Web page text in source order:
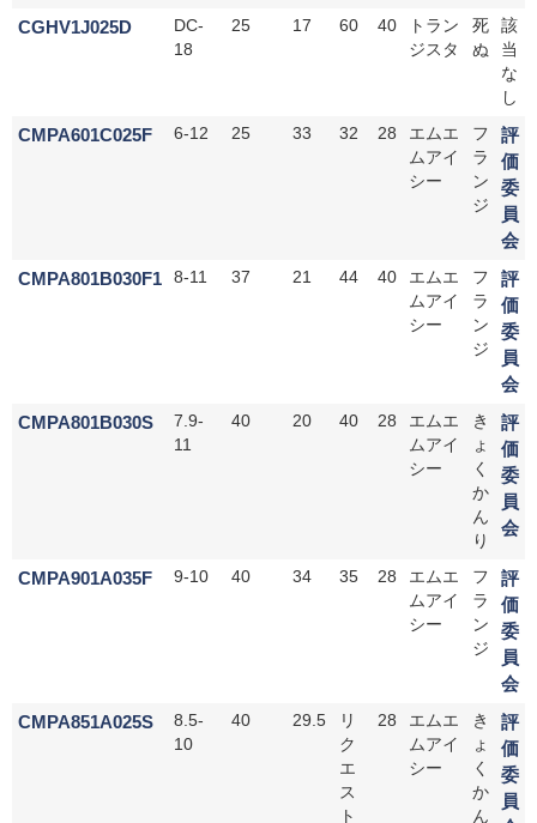
CGHV1J025D
DC-
18
25 17 60 40
トラン
ジスタ
死
ぬ
該
当
な
し
CMPA601C025F 6-12 25 33 32 28
エムエ
ムアイ
シー
フ
ラ
ン
ジ
評
価
委
員
会
CMPA801B030F1
8-11 37 21 44 40
エムエ
ムアイ
シー
フ
ラ
ン
ジ
評
価
委
員
会
CMPA801B030S
7.9-
11
40 20 40 28
エムエ
ムアイ
シー
き
ょ
く
か
ん
り
評
価
委
員
会
CMPA901A035F 9-10 40 34 35 28
エムエ
ムアイ
シー
フ
ラ
ン
ジ
評
価
委
員
会
CMPA851A025S
8.5-
10
40 29.5
リ
ク
エ
ス
ト
28
エムエ
ムアイ
シー
き
ょ
く
か
ん
評
価
委
員